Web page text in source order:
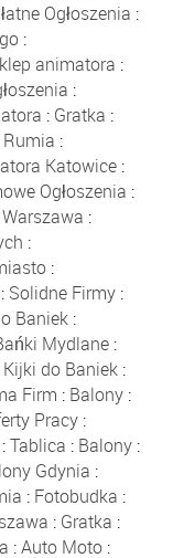
Ogłoszenia :
:
animatora :
:
: Gratka :
Rumia :
Katowice :
Ogłoszenia :
:
:
:
: Solidne Firmy :
Baniek:
Mydlane :
Kijki do Baniek :
Firm : Balony :
Pracy:
Tablica : Balony:
Gdynia :
: Fotobudka :
: Gratka :
:Auto Moto :